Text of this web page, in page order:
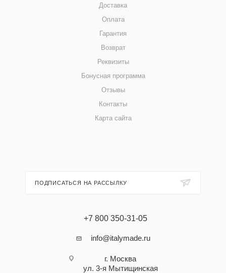
Доставка
Оплата
Гарантия
Возврат
Реквизиты
Бонусная программа
Отзывы
Контакты
Карта сайта
ПОДПИСАТЬСЯ НА РАССЫЛКУ
+7 800 350-31-05
info@italymade.ru
г. Москва
ул. 3-я Мытищинская